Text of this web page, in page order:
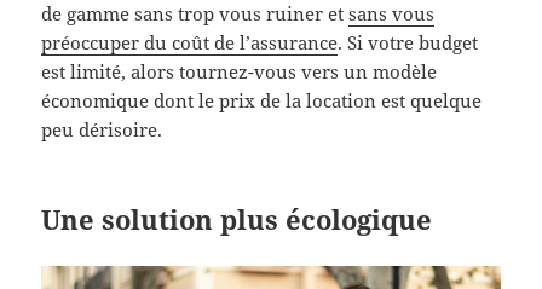
de gamme sans trop vous ruiner etsans vous
préoccuper du coût de l’assurance. Si votre budget
est limité, alors tournez-vous vers un modèle
économique dont le prix de la location est quelque
peu dérisoire.
Une solution plus écologique